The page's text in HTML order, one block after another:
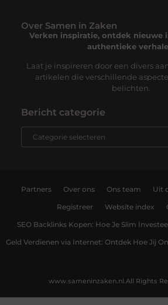
Over Samen in Zaken
Verken inspiratie, ontdek nieuwe
authentieke
Laat je inspireren door een divers
artikelen die verschillende
belichten.
Bericht categorie
Partners Over ons Ons team Uit
Registreer Website index
SEO Backlinks Kopen: Hoe Je Slim
Geld Verdienen via Internet: Ontdek Hoe Jij
All Rights
www.sameninzaken.nl.